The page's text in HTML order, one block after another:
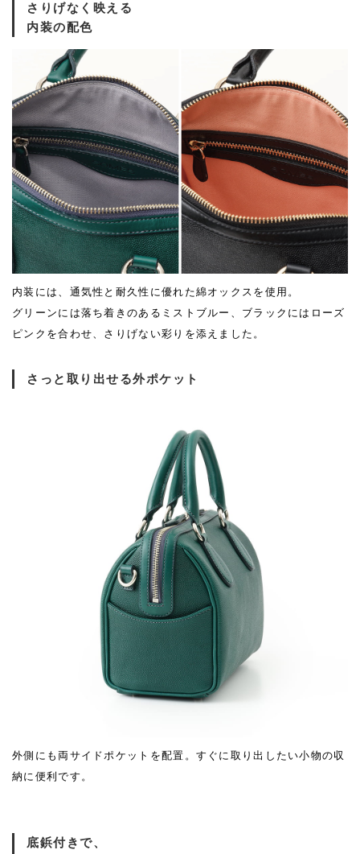
さりげなく映える
内装の配色
内装には、通気性と耐久性に優れた綿オックスを使用。
グリーンには落ち着きのあるミストブルー、ブラックにはローズ
ピンクを合わせ、さりげない彩りを添えました。
さっと取り出せる外ポケット
外側にも両サイドポケットを配置。すぐに取り出したい小物の収
納に便利です。
底鋲付きで、